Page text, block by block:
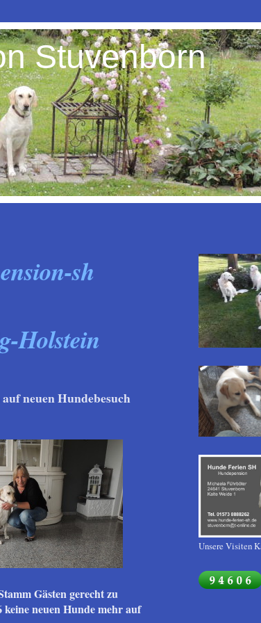
Stuvenborn
sh
Holstein
neuen Hundebesuch
Gästen gerecht zu
neuen Hunde mehr auf
Unsere Visiten